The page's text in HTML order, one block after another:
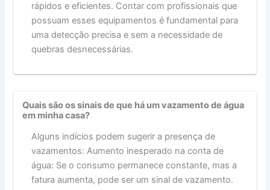
rápidos e eficientes. Contar com profissionais que
possuam esses equipamentos é fundamental para
uma detecção precisa e sem a necessidade de
quebras desnecessárias.
Quais são os sinais de que há um vazamento de água
em minha casa?
Alguns indícios podem sugerir a presença de
vazamentos: Aumento inesperado na conta de
água: Se o consumo permanece constante, mas a
fatura aumenta, pode ser um sinal de vazamento.